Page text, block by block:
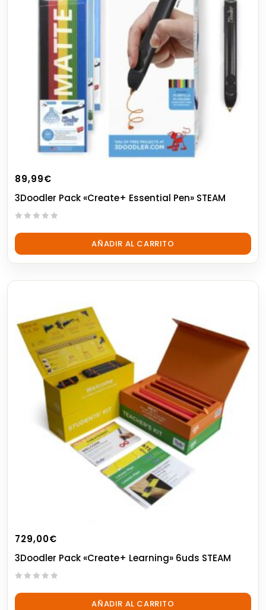
89,99€
3Doodler Pack «Create+ Essential Pen» STEAM
out
AÑADIR AL CARRITO
729,00€
3Doodler Pack «Create+ Learning» 6uds STEAM
out
AÑADIR AL CARRITO